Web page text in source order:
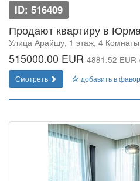
ID: 516409
Продают квартиру в
Улица Арайшу, 1 этаж, 4
515000.00 EUR 4881.52 EUR
Смотреть добавить в